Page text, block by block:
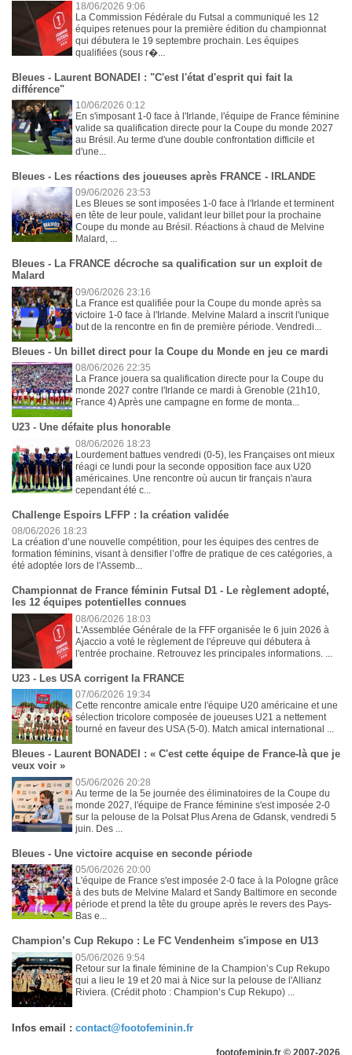
18/06/2026 9:06
La Commission Fédérale du Futsal a communiqué les 12
équipes retenues pour la première édition du championnat
qui débutera le 19 septembre prochain. Les équipes
qualifiées (sous r�...
Bleues - Laurent BONADEI : "C'est l'état d'esprit qui fait la
différence"
10/06/2026 0:12
En s'imposant 1-0 face à l'Irlande, l'équipe de France féminine
valide sa qualification directe pour la Coupe du monde 2027
au Brésil. Au terme d'une double confrontation difficile et
d'une...
Bleues - Les réactions des joueuses après FRANCE - IRLANDE
09/06/2026 23:53
Les Bleues se sont imposées 1-0 face à l'Irlande et terminent
en tête de leur poule, validant leur billet pour la prochaine
Coupe du monde au Brésil. Réactions à chaud de Melvine
Malard, ...
Bleues - La FRANCE décroche sa qualification sur un exploit de
Malard
09/06/2026 23:16
La France est qualifiée pour la Coupe du monde après sa
victoire 1-0 face à l'Irlande. Melvine Malard a inscrit l'unique
but de la rencontre en fin de première période. Vendredi...
Bleues - Un billet direct pour la Coupe du Monde en jeu ce mardi
08/06/2026 22:35
La France jouera sa qualification directe pour la Coupe du
monde 2027 contre l'Irlande ce mardi à Grenoble (21h10,
France 4) Après une campagne en forme de monta...
U23 - Une défaite plus honorable
08/06/2026 18:23
Lourdement battues vendredi (0-5), les Françaises ont mieux
réagi ce lundi pour la seconde opposition face aux U20
américaines. Une rencontre où aucun tir français n'aura
cependant été c...
Challenge Espoirs LFFP : la création validée
08/06/2026 18:23
La création d’une nouvelle compétition, pour les équipes des centres de
formation féminins, visant à densifier l’offre de pratique de ces catégories, a
été adoptée lors de l'Assemb...
Championnat de France féminin Futsal D1 - Le règlement adopté,
les 12 équipes potentielles connues
08/06/2026 18:03
L'Assemblée Générale de la FFF organisée le 6 juin 2026 à
Ajaccio a voté le règlement de l'épreuve qui débutera à
l'entrée prochaine. Retrouvez les principales informations. ...
U23 - Les USA corrigent la FRANCE
07/06/2026 19:34
Cette rencontre amicale entre l'équipe U20 américaine et une
sélection tricolore composée de joueuses U21 a nettement
tourné en faveur des USA (5-0). Match amical international ...
Bleues - Laurent BONADEI : « C'est cette équipe de France-là que je
veux voir »
05/06/2026 20:28
Au terme de la 5e journée des éliminatoires de la Coupe du
monde 2027, l'équipe de France féminine s'est imposée 2-0
sur la pelouse de la Polsat Plus Arena de Gdansk, vendredi 5
juin. Des ...
Bleues - Une victoire acquise en seconde période
05/06/2026 20:00
L'équipe de France s'est imposée 2-0 face à la Pologne grâce
à des buts de Melvine Malard et Sandy Baltimore en seconde
période et prend la tête du groupe après le revers des Pays-
Bas e...
Champion’s Cup Rekupo : Le FC Vendenheim s'impose en U13
05/06/2026 9:54
Retour sur la finale féminine de la Champion’s Cup Rekupo
qui a lieu le 19 et 20 mai à Nice sur la pelouse de l'Allianz
Riviera. (Crédit photo : Champion’s Cup Rekupo) ...
Infos email : contact@footofeminin.fr
footofeminin.fr © 2007-2026